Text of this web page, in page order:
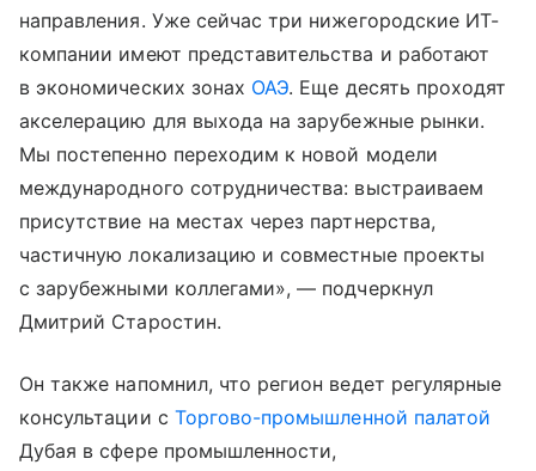
направления. Уже сейчас три нижегородские ИТ-
компании имеют представительства и работают
в экономических зонах ОАЭ. Еще десять проходят
акселерацию для выхода на зарубежные рынки.
Мы постепенно переходим к новой модели
международного сотрудничества: выстраиваем
присутствие на местах через партнерства,
частичную локализацию и совместные проекты
с зарубежными коллегами», — подчеркнул
Дмитрий Старостин.
Он также напомнил, что регион ведет регулярные
консультации с Торгово-промышленной палатой
Дубая в сфере промышленности,